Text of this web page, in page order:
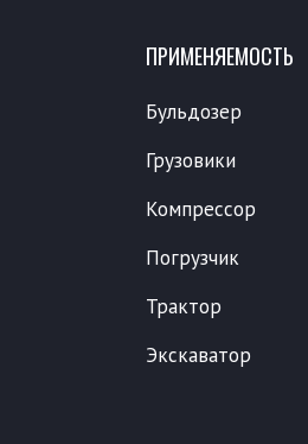
ПРИМЕНЯЕМОСТЬ
Бульдозер
Грузовики
Компрессор
Погрузчик
Трактор
Экскаватор